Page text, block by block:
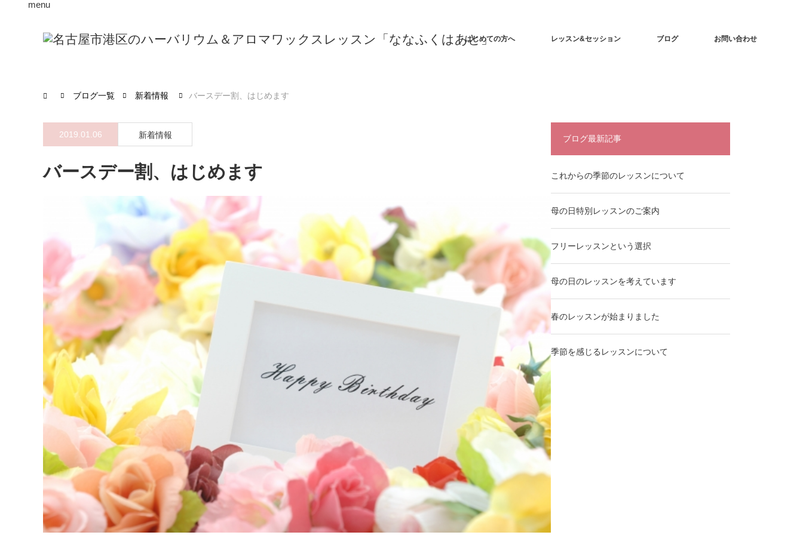
はじめての方へ レッスン&セッション ブログ お問い合わせ
menu
ブログ一覧 新着情報 バースデー割、はじめます
2019.01.06 新着情報
バースデー割、はじめます
ブログ最新記事
これからの季節のレッスンについて
母の日特別レッスンのご案内
フリーレッスンという選択
母の日のレッスンを考えています
春のレッスンが始まりました
季節を感じるレッスンについて